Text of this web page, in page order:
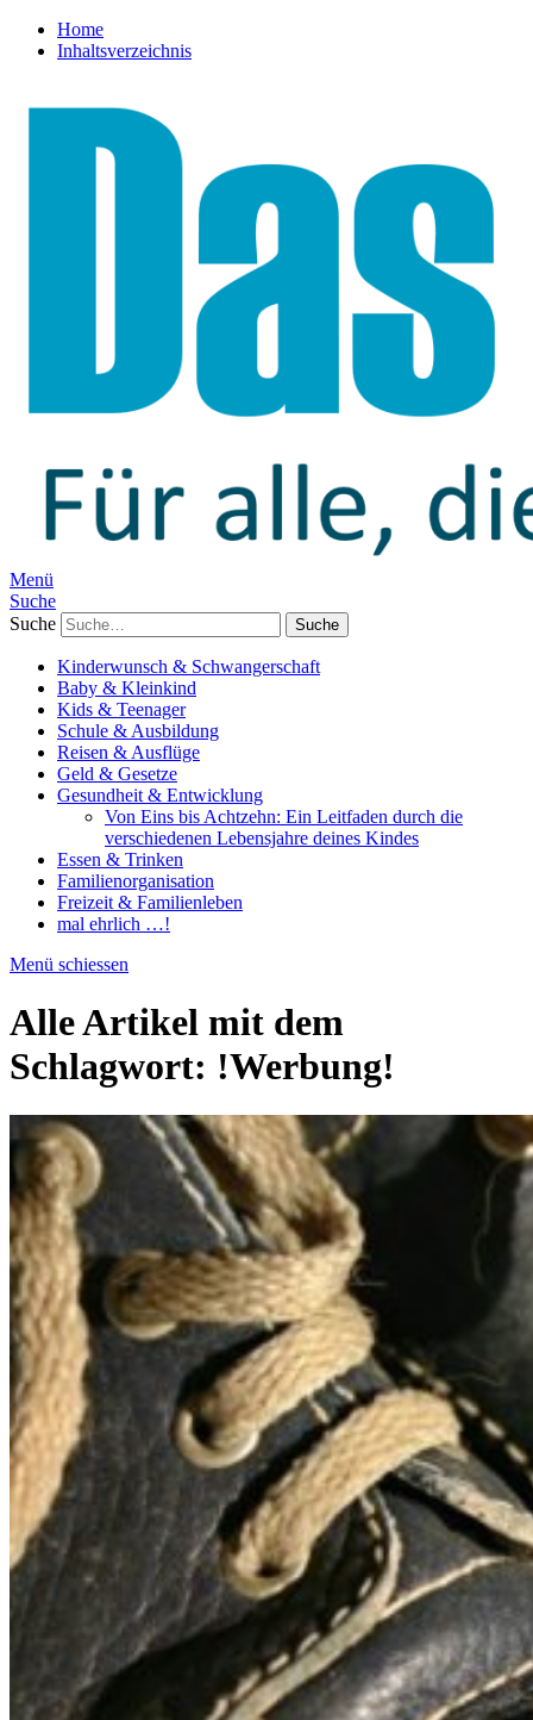
Home
Inhaltsverzeichnis
Menü
Suche
Suche
Kinderwunsch & Schwangerschaft
Baby & Kleinkind
Kids & Teenager
Schule & Ausbildung
Reisen & Ausflüge
Geld & Gesetze
Gesundheit & Entwicklung
Von Eins bis Achtzehn: Ein Leitfaden durch die
verschiedenen Lebensjahre deines Kindes
Essen & Trinken
Familienorganisation
Freizeit & Familienleben
mal ehrlich …!
Menü schiessen
Alle Artikel mit dem
Schlagwort: !Werbung!